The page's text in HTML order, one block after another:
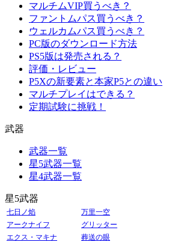
マルチムVIP買うべき？
ファントムパス買うべき？
ウェルカムパス買うべき？
PC版のダウンロード方法
PS5版は発売される？
評価・レビュー
P5Xの新要素と本家P5との違い
マルチプレイはできる？
定期試験に挑戦！
武器
武器一覧
星5武器一覧
星4武器一覧
星5武器
七日ノ焰
万里一空
アークナイフ
グリッター
エクス・マキナ
葬送の眼